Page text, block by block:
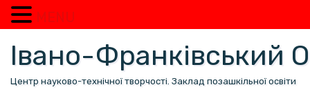
вмісту
Івано-Франківський
Центр науково-технічної творчості. Заклад позашкільної освіти
MENU